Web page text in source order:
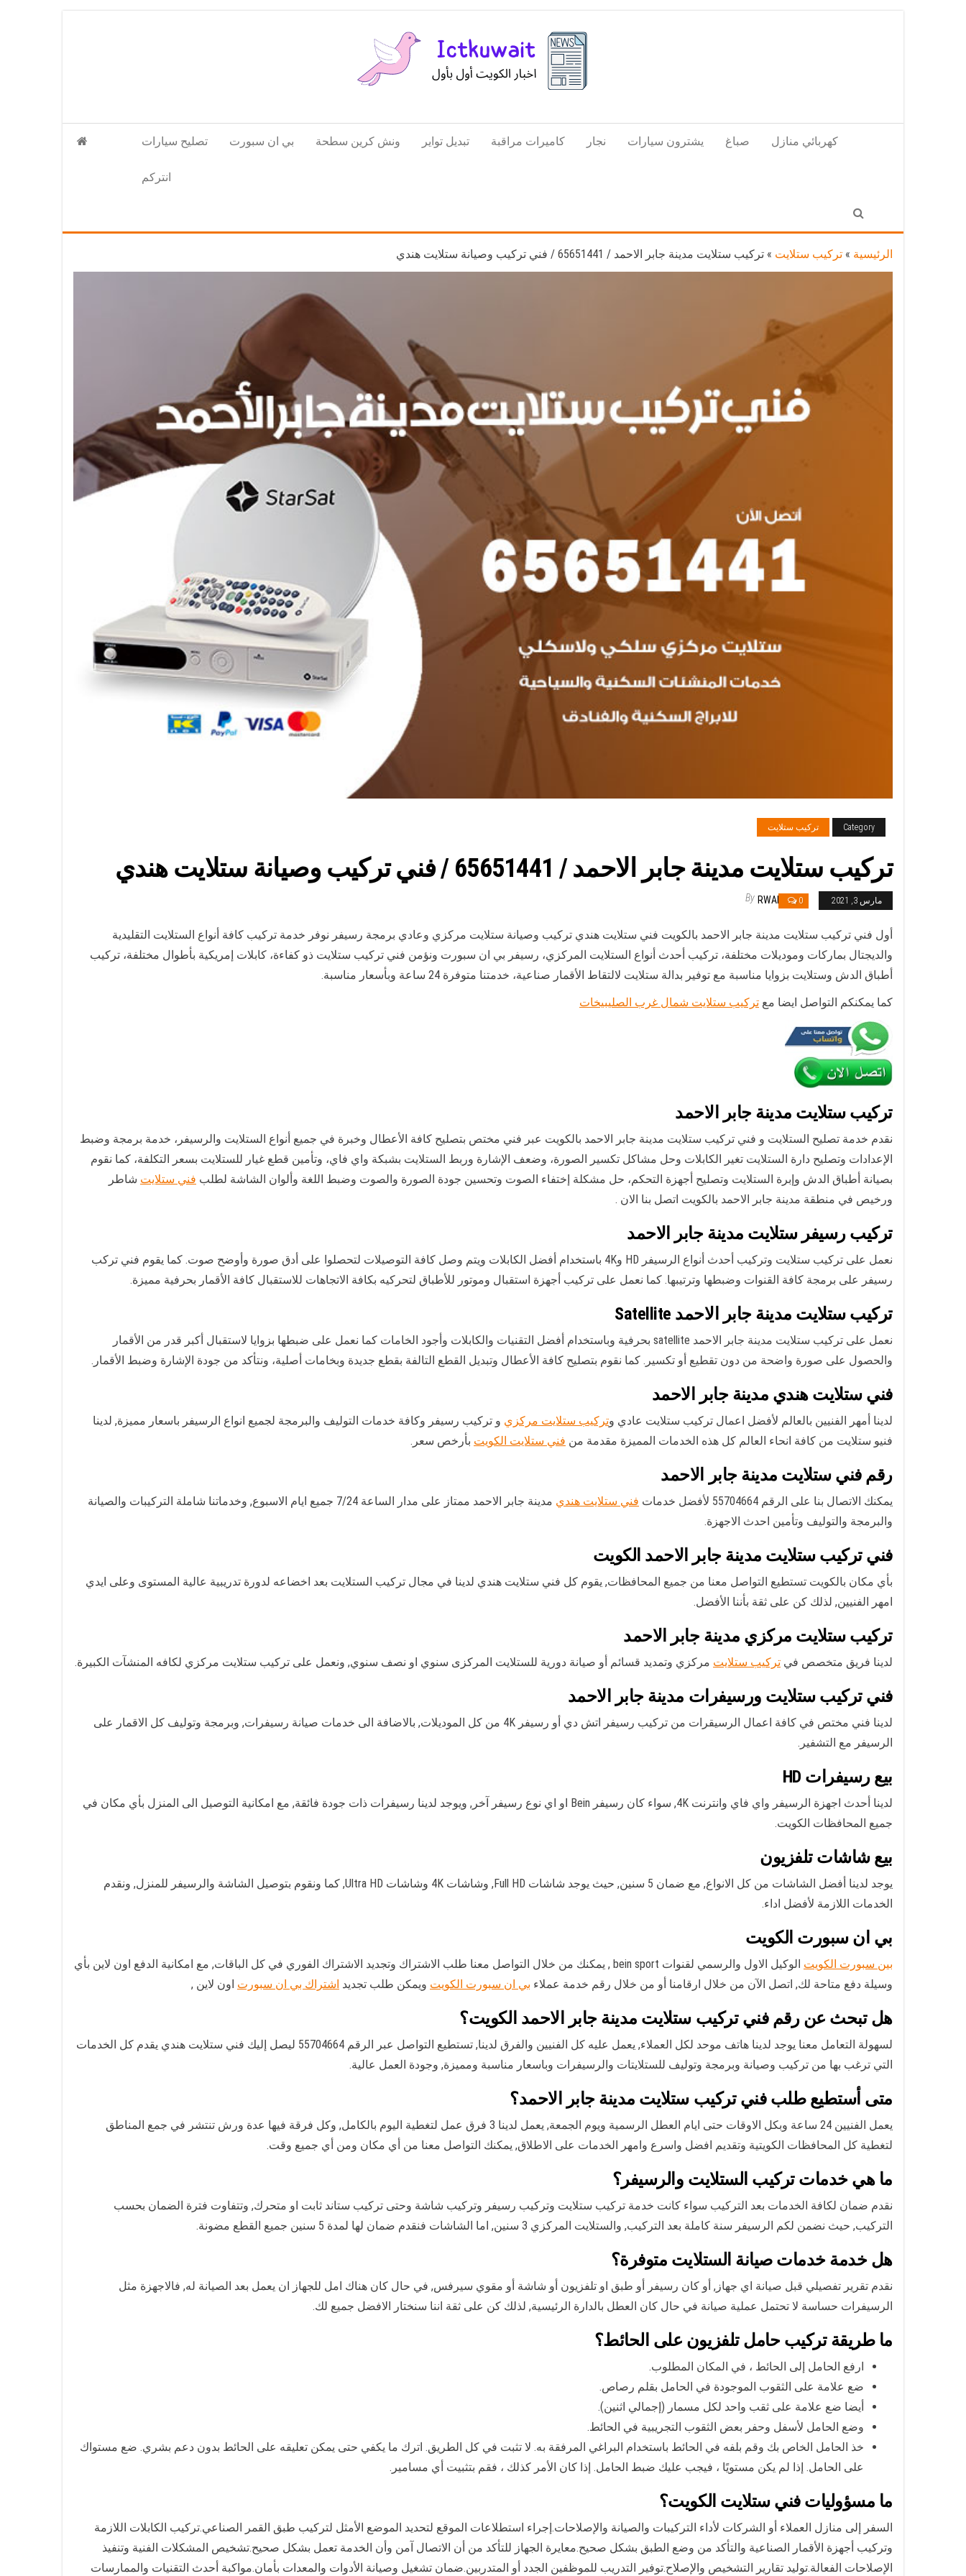
الكويت
تكنولوجيا
المعلومات
تصليح سيارات بي ان سبورت ونش كرين سطحة تبديل تواير كاميرات مراقبة نجار يشترون سيارات صباغ كهربائي منازل
انتركم
الرئيسية » تركيب ستلايت » تركيب ستلايت مدينة جابر الاحمد / 65651441 / فني تركيب وصيانة ستلايت هندي
Category تركيب ستلايت
تركيب ستلايت مدينة جابر الاحمد / 65651441 / فني تركيب وصيانة ستلايت هندي
مارس 3, 2021 0
By RWAN
أول فني تركيب ستلايت مدينة جابر الاحمد بالكويت فني ستلايت هندي تركيب وصيانة ستلايت مركزي وعادي برمجة رسيفر نوفر خدمة تركيب كافة أنواع الستلايت التقليدية
والديجتال بماركات وموديلات مختلفة، تركيب أحدث أنواع الستلايت المركزي، رسيفر بي ان سبورت ونؤمن فني تركيب ستلايت ذو كفاءة، كابلات إمريكية بأطوال مختلفة، تركيب
أطباق الدش وستلايت بزوايا مناسبة مع توفير بدالة ستلايت لالتقاط الأقمار صناعية، خدمتنا متوفرة 24 ساعة وبأسعار مناسبة.
كما يمكنكم التواصل ايضا مع تركيب ستلايت شمال غرب الصليبيخات
تركيب ستلايت مدينة جابر الاحمد
نقدم خدمة تصليح الستلايت و فني تركيب ستلايت مدينة جابر الاحمد بالكويت عبر فني مختص بتصليح كافة الأعطال وخبرة في جميع أنواع الستلايت والرسيفر، خدمة برمجة وضبط
الإعدادات وتصليح دارة الستلايت تغير الكابلات وحل مشاكل تكسير الصورة، وضعف الإشارة وربط الستلايت بشبكة واي فاي، وتأمين قطع غيار للستلايت بسعر التكلفة، كما نقوم
بصيانة أطباق الدش وإبرة الستلايت وتصليح أجهزة التحكم، حل مشكلة إختفاء الصوت وتحسين جودة الصورة والصوت وضبط اللغة وألوان الشاشة لطلب فني ستلايت شاطر
ورخيص في منطقة مدينة جابر الاحمد بالكويت اتصل بنا الان .
تركيب رسيفر ستلايت مدينة جابر الاحمد
نعمل على تركيب ستلايت وتركيب أحدث أنواع الرسيفر HD و4K باستخدام أفضل الكابلات ويتم وصل كافة التوصيلات لتحصلوا على أدق صورة وأوضح صوت. كما يقوم فني تركب
رسيفر على برمجة كافة القنوات وضبطها وترتيبها. كما نعمل على تركيب أجهزة استقبال وموتور للأطباق لتحركيه بكافة الاتجاهات للاستقبال كافة الأقمار بحرفية مميزة.
تركيب ستلايت مدينة جابر الاحمد Satellite
نعمل على تركيب ستلايت مدينة جابر الاحمد satellite بحرفية وباستخدام أفضل التقنيات والكابلات وأجود الخامات كما نعمل على ضبطها بزوايا لاستقبال أكبر قدر من الأقمار
والحصول على صورة واضحة من دون تقطيع أو تكسير. كما نقوم بتصليح كافة الأعطال وتبديل القطع التالفة بقطع جديدة وبخامات أصلية، ونتأكد من جودة الإشارة وضبط الأقمار.
فني ستلايت هندي مدينة جابر الاحمد
لدينا أمهر الفنيين بالعالم لأفضل اعمال تركيب ستلايت عادي وتركيب ستلايت مركزي و تركيب رسيفر وكافة خدمات التوليف والبرمجة لجميع انواع الرسيفر باسعار مميزة, لدينا
فنيو ستلايت من كافة انحاء العالم كل هذه الخدمات المميزة مقدمة من فني ستلايت الكويت بأرخص سعر.
رقم فني ستلايت مدينة جابر الاحمد
يمكنك الاتصال بنا على الرقم 55704664 لأفضل خدمات فني ستلايت هندي
مدينة جابر الاحمد ممتاز على مدار الساعة 7/24 جميع ايام الاسبوع, وخدماتنا شاملة التركيبات والصيانة
والبرمجة والتوليف وتأمين احدث الاجهزة.
فني تركيب ستلايت مدينة جابر الاحمد الكويت
بأي مكان بالكويت تستطيع التواصل معنا من جميع المحافظات, يقوم كل فني ستلايت هندي لدينا في مجال تركيب الستلايت بعد اخضاعه لدورة تدريبية عالية المستوى وعلى ايدي
امهر الفنيين, لذلك كن على ثقة بأننا الأفضل.
تركيب ستلايت مركزي مدينة جابر الاحمد
لدينا فريق متخصص في تركيب ستلايت مركزي وتمديد قسائم أو صيانة دورية للستلايت المركزى سنوي او نصف سنوي, ونعمل على تركيب ستلايت مركزي لكافه المنشآت الكبيرة.
فني تركيب ستلايت ورسيفرات مدينة جابر الاحمد
لدينا فني مختص في كافة اعمال الرسيقرات من تركيب رسيفر اتش دي أو رسيفر 4K من كل الموديلات, بالاضافة الى خدمات صيانة رسيفرات, وبرمجة وتوليف كل الاقمار على
الرسيفر مع التشفير.
بيع رسيفرات HD
لدينا أحدث اجهزة الرسيفر واي فاي وانترنت 4K, سواء كان رسيفر Bein او اي نوع رسيفر آخر, ويوجد لدينا رسيفرات ذات جودة فائقة, مع امكانية التوصيل الى المنزل بأي مكان في
جميع المحافظات الكويت.
بيع شاشات تلفزيون
يوجد لدينا أفضل الشاشات من كل الانواع, مع ضمان 5 سنين, حيث يوجد شاشات Full HD, وشاشات 4K وشاشات Ultra HD, كما ونقوم بتوصيل الشاشة والرسيفر للمنزل, ونقدم
الخدمات اللازمة لأفضل اداء.
بي ان سبورت الكويت
بين سبورت الكويت
الوكيل الاول والرسمي لقنوات bein sport , يمكنك من خلال التواصل معنا طلب الاشتراك وتجديد الاشتراك الفوري في كل الباقات, مع امكانية الدفع اون لاين بأي
وسيلة دفع متاحة لك, اتصل الآن من خلال ارقامنا أو من خلال رقم خدمة عملاء بي ان سبورت الكويت ويمكن طلب تجديد اشتراك بي ان سبورت اون لاين ,
هل تبحث عن رقم فني تركيب ستلايت مدينة جابر الاحمد الكويت؟
لسهولة التعامل معنا يوجد لدينا هاتف موحد لكل العملاء, يعمل عليه كل الفنيين والفرق لدينا, تستطيع التواصل عبر الرقم 55704664 ليصل إليك فني ستلايت هندي يقدم كل الخدمات
التي ترغب بها من تركيب وصيانة وبرمجة وتوليف للستلايتات والرسيفرات وباسعار مناسبة ومميزة, وجودة العمل عالية.
متى أستطيع طلب فني تركيب ستلايت مدينة جابر الاحمد؟
يعمل الفنيين 24 ساعة وبكل الاوقات حتى ايام العطل الرسمية ويوم الجمعة, يعمل لدينا 3 فرق عمل لتغطية اليوم بالكامل, وكل فرقة فيها عدة ورش تنتشر في جمع المناطق
لتغطية كل المحافظات الكويتية وتقديم افضل واسرع وامهر الخدمات على الاطلاق, يمكنك التواصل معنا من أي مكان ومن أي جميع وقت.
ما هي خدمات تركيب الستلايت والرسيفر؟
نقدم ضمان لكافة الخدمات بعد التركيب سواء كانت خدمة تركيب ستلايت وتركيب رسيفر وتركيب شاشة وحتى تركيب ستاند ثابت او متحرك, وتتفاوت فترة الضمان بحسب
التركيب, حيث نضمن لكم الرسيفر سنة كاملة بعد التركيب, والستلايت المركزي 3 سنين, اما الشاشات فنقدم ضمان لها لمدة 5 سنين جميع القطع مضونة.
هل خدمة خدمات صيانة الستلايت متوفرة؟
نقدم تقرير تفصيلي قبل صيانة اي جهاز, أو كان رسيفر أو طبق او تلفزيون أو شاشة أو مقوي سيرفس, في حال كان هناك امل للجهاز ان يعمل بعد الصيانة له, فالاجهزة مثل
الرسيفرات حساسة لا تحتمل عملية صيانة في حال كان العطل بالدارة الرئيسية, لذلك كن على ثقة اننا سنختار الافضل جميع لك.
ما طريقة تركيب حامل تلفزيون على الحائط؟
ارفع الحامل إلى الحائط ، في المكان المطلوب.
ضع علامة على الثقوب الموجودة في الحامل بقلم رصاص.
أيضا ضع علامة على ثقب واحد لكل مسمار (إجمالي اثنين).
وضع الحامل لأسفل وحفر بعض الثقوب التجريبية في الحائط.
خذ الحامل الخاص بك وقم بلفه في الحائط باستخدام البراغي المرفقة به. لا تثبت في كل الطريق. اترك ما يكفي حتى يمكن تعليقه على الحائط بدون دعم بشري. ضع مستواك
على الحامل. إذا لم يكن مستويًا ، فيجب عليك ضبط الحامل. إذا كان الأمر كذلك ، فقم بتثبيت أي مسامير.
ما مسؤوليات فني ستلايت الكويت؟
السفر إلى منازل العملاء أو الشركات لأداء التركيبات والصيانة والإصلاحات.إجراء استطلاعات الموقع لتحديد الموضع الأمثل لتركيب طبق القمر الصناعي.تركيب الكابلات اللازمة
وتركيب أجهزة الأقمار الصناعية والتأكد من وضع الطبق بشكل صحيح.معايرة الجهاز للتأكد من أن الاتصال آمن وأن الخدمة تعمل بشكل صحيح.تشخيص المشكلات الفنية وتنفيذ
الإصلاحات الفعالة.توليد تقارير التشخيص والإصلاح.توفير التدريب للموظفين الجدد أو المتدربين.ضمان تشغيل وصيانة الأدوات والمعدات بأمان.مواكبة أحدث التقنيات والممارسات